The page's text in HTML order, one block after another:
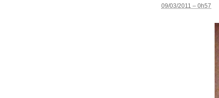
09/03/2011 – 0h57